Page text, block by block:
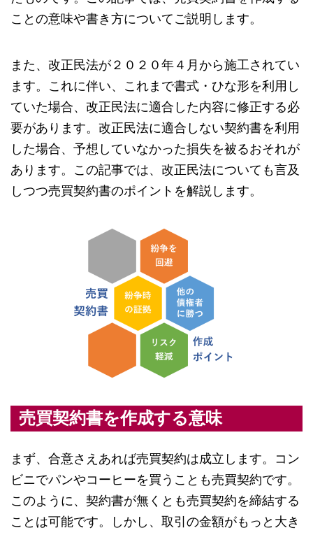
ことの意味や書き方についてご説明します。
また、改正民法が２０２０年４月から施工されてい
ます。これに伴い、これまで書式・ひな形を利用し
ていた場合、改正民法に適合した内容に修正する必
要があります。改正民法に適合しない契約書を利用
した場合、予想していなかった損失を被るおそれが
あります。この記事では、改正民法についても言及
しつつ売買契約書のポイントを解説します。
売買契約書を作成する意味
まず、合意さえあれば売買契約は成立します。コン
ビニでパンやコーヒーを買うことも売買契約です。
このように、契約書が無くとも売買契約を締結する
ことは可能です。しかし、取引の金額がもっと大き